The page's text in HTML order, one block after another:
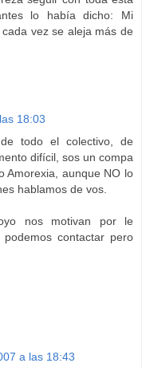
lo había dicho: Mi
vez se aleja más de
18:03
todo el colectivo, de
difícil, sos un compa
Amorexia, aunque NO lo
hablamos de vos.
nos motivan por le
contactar pero
a las 18:43